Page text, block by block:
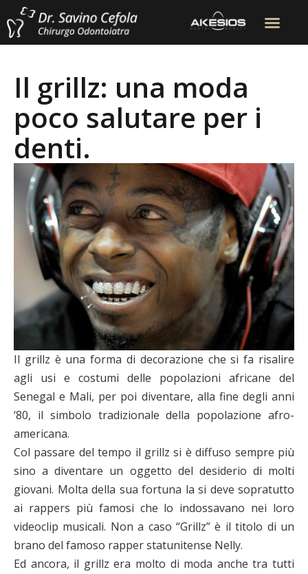
Il grillz: una moda
poco salutare per i
denti.
Il grillz è una forma di decorazione che si fa risalire
agli usi e costumi delle popolazioni africane del
Senegal e Mali, per poi diventare, alla fine degli anni
‘80, il simbolo tradizionale della popolazione afro-
americana.
Col passare del tempo il grillz si è diffuso sempre più
sino a diventare un oggetto del desiderio di molti
giovani. Molta della sua fortuna la si deve sopratutto
ai rappers più famosi che lo indossavano nei loro
videoclip musicali. Non a caso “Grillz” è il titolo di un
brano del famoso rapper statunitense Nelly.
Ed ancora, il grillz era molto di moda anche tra tutti